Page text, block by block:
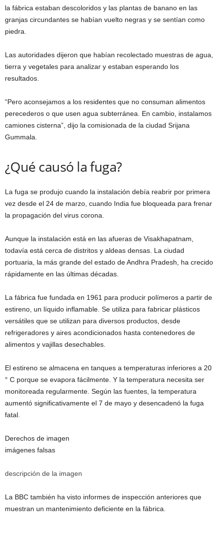
la fábrica estaban descoloridos y las plantas de banano en las
granjas circundantes se habían vuelto negras y se sentían como
piedra.
Las autoridades dijeron que habían recolectado muestras de agua,
tierra y vegetales para analizar y estaban esperando los
resultados.
“Pero aconsejamos a los residentes que no consuman alimentos
perecederos o que usen agua subterránea. En cambio, instalamos
camiones cisterna”, dijo la comisionada de la ciudad Srijana
Gummala.
¿Qué causó la fuga?
La fuga se produjo cuando la instalación debía reabrir por primera
vez desde el 24 de marzo, cuando India fue bloqueada para frenar
la propagación del virus corona.
Aunque la instalación está en las afueras de Visakhapatnam,
todavía está cerca de distritos y aldeas densas. La ciudad
portuaria, la más grande del estado de Andhra Pradesh, ha crecido
rápidamente en las últimas décadas.
La fábrica fue fundada en 1961 para producir polímeros a partir de
estireno, un líquido inflamable. Se utiliza para fabricar plásticos
versátiles que se utilizan para diversos productos, desde
refrigeradores y aires acondicionados hasta contenedores de
alimentos y vajillas desechables.
El estireno se almacena en tanques a temperaturas inferiores a 20
° C porque se evapora fácilmente. Y la temperatura necesita ser
monitoreada regularmente. Según las fuentes, la temperatura
aumentó significativamente el 7 de mayo y desencadenó la fuga
fatal.
Derechos de imagen
imágenes falsas
descripción de la imagen
La BBC también ha visto informes de inspección anteriores que
muestran un mantenimiento deficiente en la fábrica.